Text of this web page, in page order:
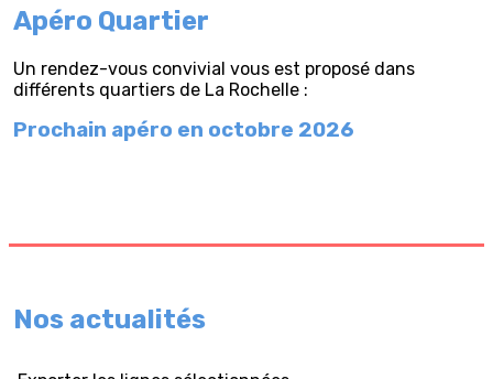
Apéro Quartier
Un rendez-vous convivial vous est proposé dans
différents quartiers de La Rochelle :
Prochain apéro en octobre 2026
Nos actualités